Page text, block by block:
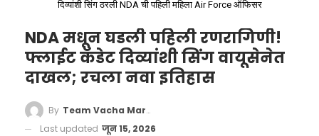
मिळू लागला आहे.
दिव्यांशी सिंग ठरली NDA ची पहिली महिला Air Force ऑफिसर
NDA मधून घडली पहिली रणरागिणी!
फ्लाईट कॅडेट दिव्यांशी सिंग वायूसेनेत
दाखल; रचला नवा इतिहास
By Team Vacha Marathi
Last updated जून 15, 2026